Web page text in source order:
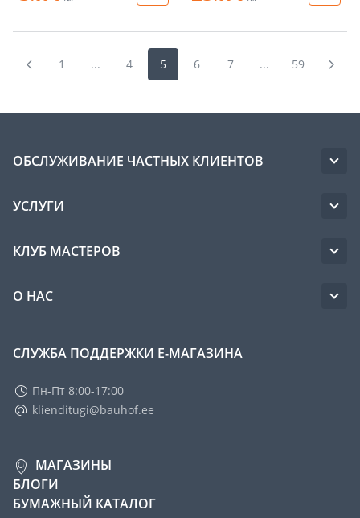
1 ... 4 5 6 7 ... 59
ОБСЛУЖИВАНИЕ ЧАСТНЫХ КЛИЕНТОВ
УСЛУГИ
КЛУБ МАСТЕРОВ
О НАС
СЛУЖБА ПОДДЕРЖКИ Е-МАГАЗИНА
Пн-Пт 8:00-17:00
klienditugi@bauhof.ee
МАГАЗИНЫ
БЛОГИ
БУМАЖНЫЙ КАТАЛОГ